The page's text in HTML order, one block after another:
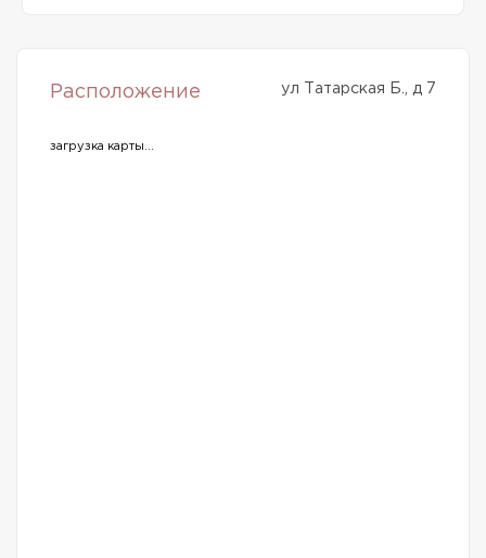
Расположение ул Татарская Б., д 7
загрузка карты...